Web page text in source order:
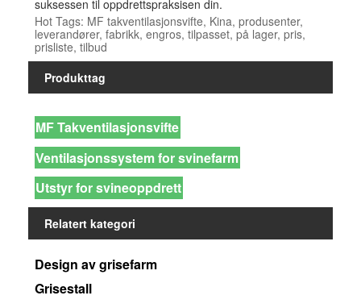
suksessen til oppdrettspraksisen din.
Hot Tags: MF takventilasjonsvifte, Kina, produsenter,
leverandører, fabrikk, engros, tilpasset, på lager, pris,
prisliste, tilbud
Produkttag
MF Takventilasjonsvifte
Ventilasjonssystem for svinefarm
Utstyr for svineoppdrett
Relatert kategori
Design av grisefarm
Grisestall